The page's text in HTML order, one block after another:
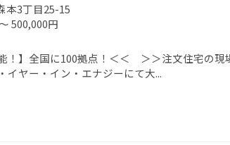
本3丁目25-15
500,000円
！】全国に100拠点！＜＜ ＞＞注文住宅の現
イヤー・イン・エナジーにて大...